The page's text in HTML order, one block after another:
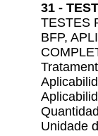
31 -
TESTES
BFP,
Unidade